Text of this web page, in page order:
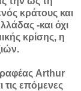
κράτους και
-και όχι
κρίσης, η
Arthur
τις επόμενες